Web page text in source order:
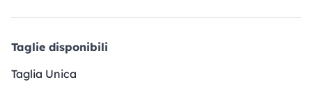
Taglie disponibili
Taglia Unica